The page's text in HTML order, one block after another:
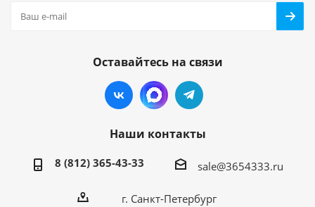
Оставайтесь на связи
Наши контакты
8 (812) 365-43-33 sale@3654333.ru
г. Санкт-Петербург